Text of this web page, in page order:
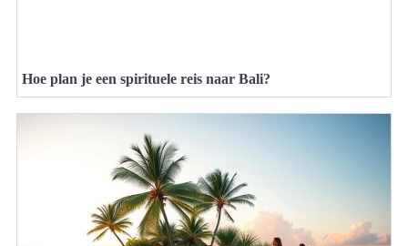
Hoe plan je een spirituele reis naar Bali?